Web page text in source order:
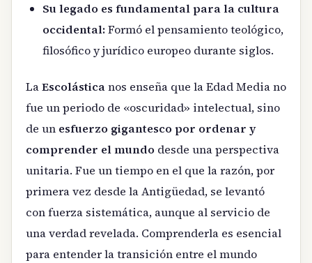
Su legado es fundamental para la cultura
occidental:Formó el pensamiento teológico,
filosófico y jurídico europeo durante siglos.
LaEscolásticanos enseña que la Edad Media no
fue un periodo de «oscuridad» intelectual, sino
de un esfuerzo gigantesco por ordenar y
comprender el mundo desde una perspectiva
unitaria. Fue un tiempo en el que la razón, por
primera vez desde la Antigüedad, se levantó
con fuerza sistemática, aunque al servicio de
una verdad revelada. Comprenderla es esencial
para entender la transición entre el mundo